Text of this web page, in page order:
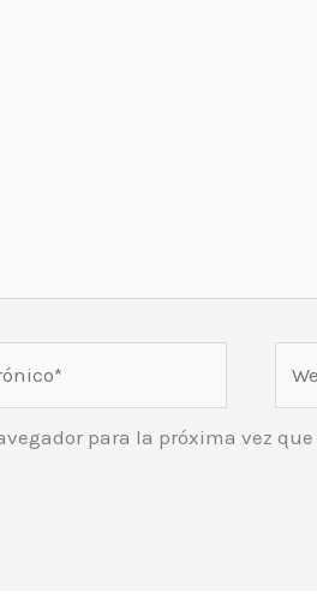
para la próxima vez